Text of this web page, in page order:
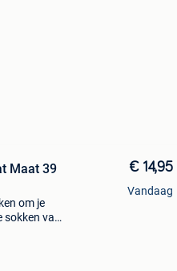
Maat 39
om je
sokken van
€ 14,95
Vandaag